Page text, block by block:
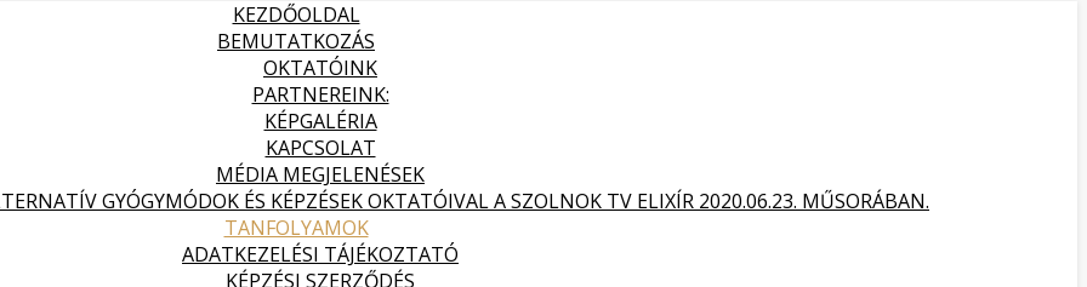
KEZDŐOLDAL
BEMUTATKOZÁS
OKTATÓINK
PARTNEREINK:
KÉPGALÉRIA
KAPCSOLAT
MÉDIA MEGJELENÉSEK
GYÓGYMÓDOK ÉS KÉPZÉSEK OKTATÓIVAL A SZOLNOK TV ELIXÍR 2020.06.23. MŰSORÁBAN.
TANFOLYAMOK
ADATKEZELÉSI TÁJÉKOZTATÓ
KÉPZÉSI SZERZŐDÉS